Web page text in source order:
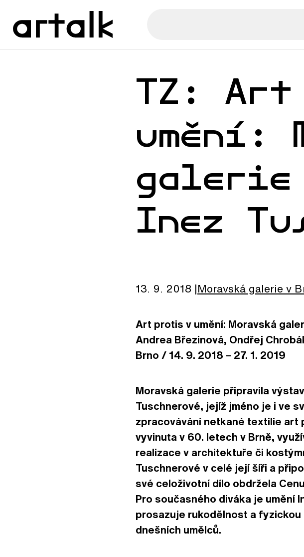
TZ:
umění:
galerie
Inez
13. 9. 2018 Moravská galerie v
Art protis v umění: Moravská
Andrea Březinová, Ondřej
Brno / 14. 9. 2018 – 27. 1. 2019
Moravská galerie připravila
Tuschnerové, jejíž jméno je i ve
zpracovávání netkané textilie art
vyvinuta v 60. letech v Brně,
realizace v architektuře či
Tuschnerové v celé její šíři a
své celoživotní dílo obdržela
Pro současného diváka je umění
prosazuje rukodělnost a
dnešních umělců.